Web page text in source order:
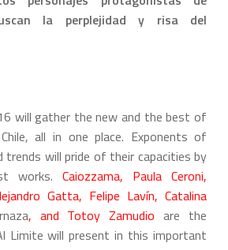
la perplejidad y risa del
will gather the new and the best of
all in one place. Exponents of
will pride of their capacities by
works.Caiozzama, Paula Ceroni,
Gatta, Felipe Lavín, Catalina
, and Totoy Zamudio are the
Limite will present in this important